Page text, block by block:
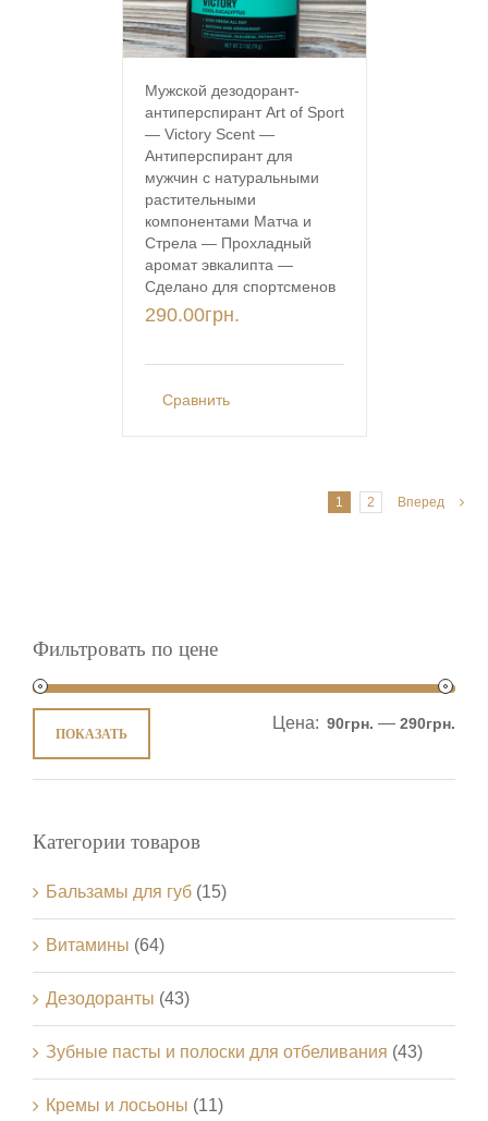
Мужской дезодорант-
антиперспирант Art of Sport
— Victory Scent —
Антиперспирант для
мужчин с натуральными
растительными
компонентами Матча и
Стрела — Прохладный
аромат эвкалипта —
Сделано для спортсменов
290.00грн.
Сравнить
1 2 Вперед
Фильтровать по цене
ПОКАЗАТЬ
Цена: 90грн. — 290грн.
Категории товаров
Бальзамы для губ (15)
Витамины (64)
Дезодоранты (43)
Зубные пасты и полоски для отбеливания (43)
Кремы и лосьоны (11)